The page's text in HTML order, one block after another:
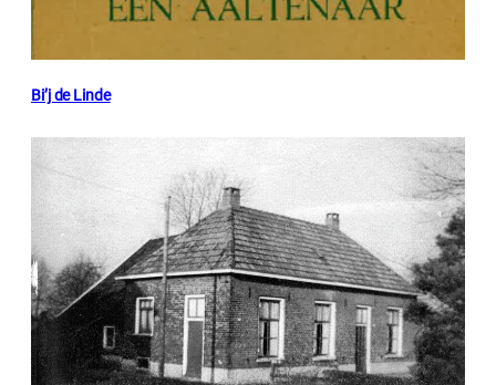
Bi’j de Linde